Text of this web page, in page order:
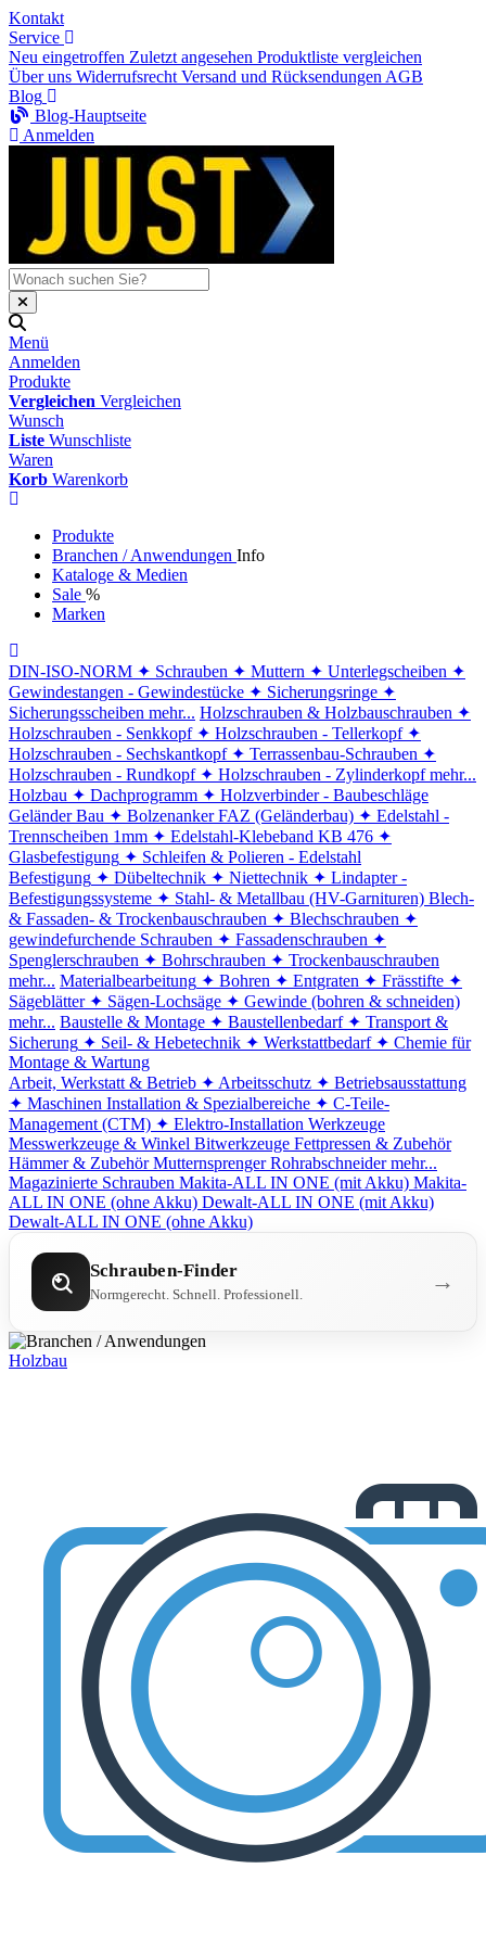
Kontakt
Service
Neu eingetroffen Zuletzt angesehen Produktliste vergleichen
Über uns Widerrufsrecht Versand und Rücksendungen AGB
Blog
Blog-Hauptseite
Anmelden
Menü
Anmelden
Produkte
Vergleichen Vergleichen
Wunsch
Liste Wunschliste
Waren
Korb Warenkorb
Produkte
Branchen / Anwendungen Info
Kataloge & Medien
Sale %
Marken
DIN-ISO-NORM ✦ Schrauben ✦ Muttern ✦ Unterlegscheiben ✦
Gewindestangen - Gewindestücke ✦ Sicherungsringe ✦
Sicherungsscheiben mehr... Holzschrauben & Holzbauschrauben ✦
Holzschrauben - Senkkopf ✦ Holzschrauben - Tellerkopf ✦
Holzschrauben - Sechskantkopf ✦ Terrassenbau-Schrauben ✦
Holzschrauben - Rundkopf ✦ Holzschrauben - Zylinderkopf mehr...
Holzbau ✦ Dachprogramm ✦ Holzverbinder - Baubeschläge
Geländer Bau ✦ Bolzenanker FAZ (Geländerbau) ✦ Edelstahl -
Trennscheiben 1mm ✦ Edelstahl-Klebeband KB 476 ✦
Glasbefestigung ✦ Schleifen & Polieren - Edelstahl
Befestigung ✦ Dübeltechnik ✦ Niettechnik ✦ Lindapter -
Befestigungssysteme ✦ Stahl- & Metallbau (HV-Garnituren) Blech-
& Fassaden- & Trockenbauschrauben ✦ Blechschrauben ✦
gewindefurchende Schrauben ✦ Fassadenschrauben ✦
Spenglerschrauben ✦ Bohrschrauben ✦ Trockenbauschrauben
mehr... Materialbearbeitung ✦ Bohren ✦ Entgraten ✦ Frässtifte ✦
Sägeblätter ✦ Sägen-Lochsäge ✦ Gewinde (bohren & schneiden)
mehr... Baustelle & Montage ✦ Baustellenbedarf ✦ Transport &
Sicherung ✦ Seil- & Hebetechnik ✦ Werkstattbedarf ✦ Chemie für
Montage & Wartung
Arbeit, Werkstatt & Betrieb ✦ Arbeitsschutz ✦ Betriebsausstattung
✦ Maschinen Installation & Spezialbereiche ✦ C-Teile-
Management (CTM) ✦ Elektro-Installation Werkzeuge
Messwerkzeuge & Winkel Bitwerkzeuge Fettpressen & Zubehör
Hämmer & Zubehör Mutternsprenger Rohrabschneider mehr...
Magazinierte Schrauben Makita-ALL IN ONE (mit Akku) Makita-
ALL IN ONE (ohne Akku) Dewalt-ALL IN ONE (mit Akku)
Dewalt-ALL IN ONE (ohne Akku)
Schrauben-Finder
Normgerecht. Schnell. Professionell. →
Holzbau